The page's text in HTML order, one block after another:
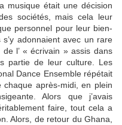
musique était une décision
sociétés, mais cela leur
personnel pour leur bien-
adonnaient avec un rare
l’ « écrivain » assis dans
partie de leur culture. Les
Dance Ensemble répétait
chaque après-midi, en plein
Alors que j’avais
faire, tout cela a
Alors, de retour du Ghana,